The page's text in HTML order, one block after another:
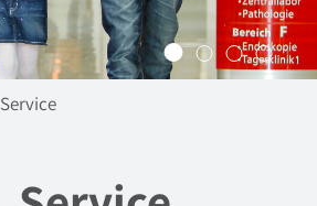
Service